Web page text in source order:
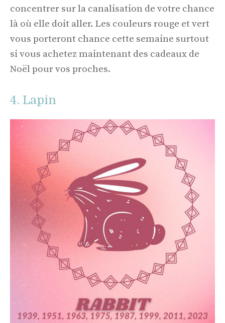
concentrer sur la canalisation de votre chance
là où elle doit aller. Les couleurs rouge et vert
vous porteront chance cette semaine surtout
si vous achetez maintenant des cadeaux de
Noël pour vos proches.
4. Lapin